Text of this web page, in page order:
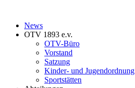
News
OTV 1893 e.v.
OTV-Büro
Vorstand
Satzung
Kinder- und Jugendordnung
Sportstätten